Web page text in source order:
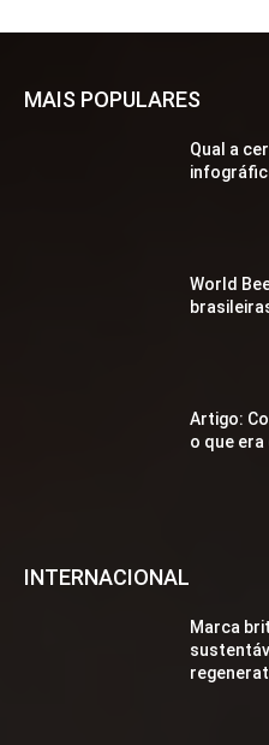
MAIS POPULARES
Qual a
World
Artigo:
o que era
INTERNACIONAL
Marca